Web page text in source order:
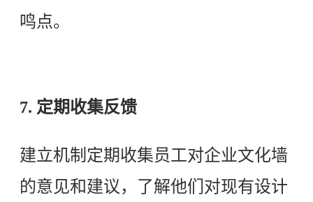
鸣点。
7. 定期收集反馈
建立机制定期收集员工对企业文化墙
的意见和建议，了解他们对现有设计